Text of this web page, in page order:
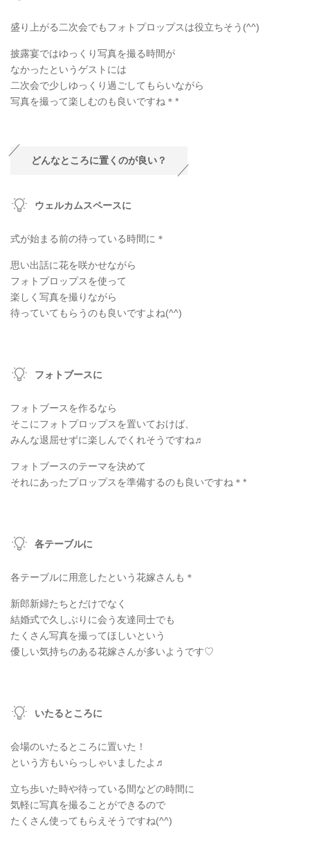
盛り上がる二次会でもフォトプロップスは役立ちそう(^^)
披露宴ではゆっくり写真を撮る時間が
なかったというゲストには
二次会で少しゆっくり過ごしてもらいながら
写真を撮って楽しむのも良いですね＊*
どんなところに置くのが良い？
ウェルカムスペースに
式が始まる前の待っている時間に＊
思い出話に花を咲かせながら
フォトプロップスを使って
楽しく写真を撮りながら
待っていてもらうのも良いですよね(^^)
フォトブースに
フォトブースを作るなら
そこにフォトプロップスを置いておけば、
みんな退屈せずに楽しんでくれそうですね♬
フォトブースのテーマを決めて
それにあったプロップスを準備するのも良いですね＊*
各テーブルに
各テーブルに用意したという花嫁さんも＊
新郎新婦たちとだけでなく
結婚式で久しぶりに会う友達同士でも
たくさん写真を撮ってほしいという
優しい気持ちのある花嫁さんが多いようです♡
いたるところに
会場のいたるところに置いた！
という方もいらっしゃいましたよ♬
立ち歩いた時や待っている間などの時間に
気軽に写真を撮ることができるので
たくさん使ってもらえそうですね(^^)